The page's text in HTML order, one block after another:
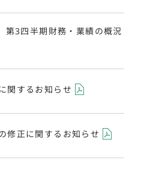
3四半期財務・業績の概況
関するお知らせ
修正に関するお知らせ